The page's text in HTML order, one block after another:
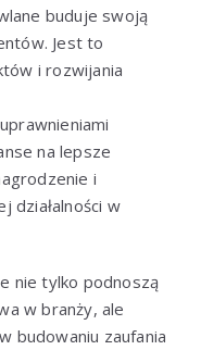
buduje swoją
Jest to
i rozwijania
na lepsze
i
działalności w
nie tylko podnoszą
w branży, ale
budowaniu zaufania